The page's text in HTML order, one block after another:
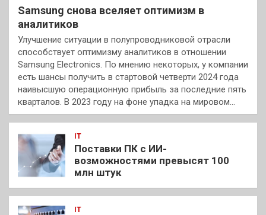
Samsung снова вселяет оптимизм в
аналитиков
Улучшение ситуации в полупроводниковой отрасли
способствует оптимизму аналитиков в отношении
Samsung Electronics. По мнению некоторых, у компании
есть шансы получить в стартовой четверти 2024 года
наивысшую операционную прибыль за последние пять
кварталов. В 2023 году на фоне упадка на мировом…
IT
Поставки ПК с ИИ-
возможностями превысят 100
млн штук
IT